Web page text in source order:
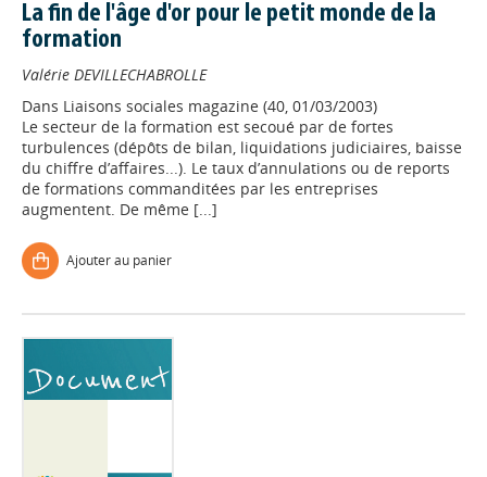
La fin de l'âge d'or pour le petit monde de la
formation
Valérie DEVILLECHABROLLE
Dans Liaisons sociales magazine (40, 01/03/2003)
Le secteur de la formation est secoué par de fortes
turbulences (dépôts de bilan, liquidations judiciaires, baisse
du chiffre d’affaires...). Le taux d’annulations ou de reports
de formations commanditées par les entreprises
augmentent. De même [...]
Ajouter au panier